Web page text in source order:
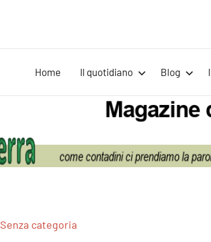
Home Il quotidiano Blog
Senza categoria